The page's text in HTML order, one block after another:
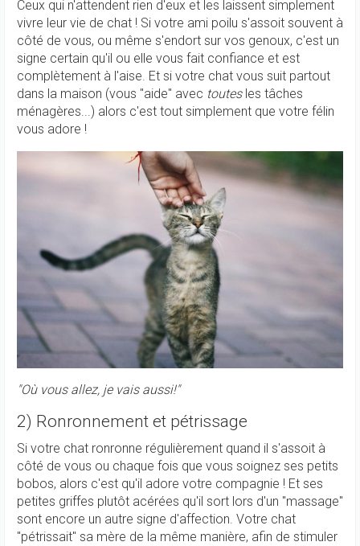
Ceux qui n'attendent rien d'eux et les laissent simplement
vivre leur vie de chat ! Si votre ami poilu s'assoit souvent à
côté de vous, ou même s'endort sur vos genoux, c'est un
signe certain qu'il ou elle vous fait confiance et est
complètement à l'aise. Et si votre chat vous suit partout
dans la maison (vous "aide" avec toutesles tâches
ménagères...) alors c'est tout simplement que votre félin
vous adore !
"Où vous allez, je vais aussi!"
2) Ronronnement et pétrissage
Si votre chat ronronne régulièrement quand il s'assoit à
côté de vous ou chaque fois que vous soignez ses petits
bobos, alors c'est qu'il adore votre compagnie ! Et ses
petites griffes plutôt acérées qu'il sort lors d'un "massage"
sont encore un autre signe d'affection. Votre chat
"pétrissait" sa mère de la même manière, afin de stimuler